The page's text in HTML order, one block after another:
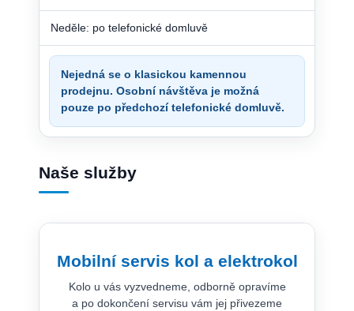
Neděle: po telefonické domluvě
Nejedná se o klasickou kamennou
prodejnu. Osobní návštěva je možná
pouze po předchozí telefonické domluvě.
Naše služby
Mobilní servis kol a elektrokol
Kolo u vás vyzvedneme, odborně opravíme
a po dokončení servisu vám jej přivezeme